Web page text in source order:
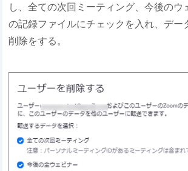
し、全ての次回ミーティング、今後のウ
の記録ファイルにチェックを入れ、デー
削除をする。